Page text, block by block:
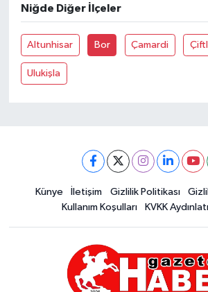
Niğde Diğer İlçeler
Altunhisar Bor Çamardi
Ulukişla
Künye İletişim Gizlilik Politikası
Kullanım Koşulları
KVKK